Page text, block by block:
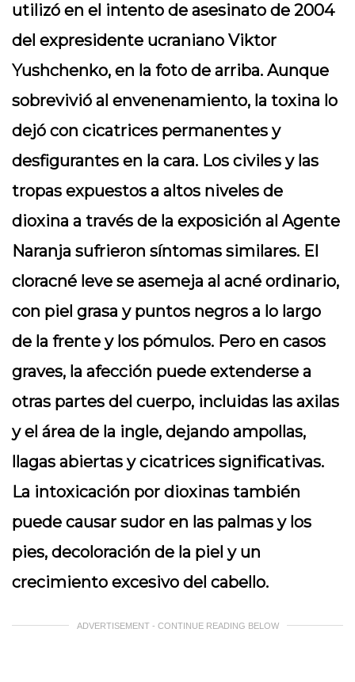
utilizó en el intento de asesinato de 2004
del expresidente ucraniano Viktor
Yushchenko, en la foto de arriba. Aunque
sobrevivió al envenenamiento, la toxina lo
dejó con cicatrices permanentes y
desfigurantes en la cara. Los civiles y las
tropas expuestos a altos niveles de
dioxina a través de la exposición al Agente
Naranja sufrieron síntomas similares. El
cloracné leve se asemeja al acné ordinario,
con piel grasa y puntos negros a lo largo
de la frente y los pómulos. Pero en casos
graves, la afección puede extenderse a
otras partes del cuerpo, incluidas las axilas
y el área de la ingle, dejando ampollas,
llagas abiertas y cicatrices significativas.
La intoxicación por dioxinas también
puede causar sudor en las palmas y los
pies, decoloración de la piel y un
crecimiento excesivo del cabello.
ADVERTISEMENT - CONTINUE READING BELOW